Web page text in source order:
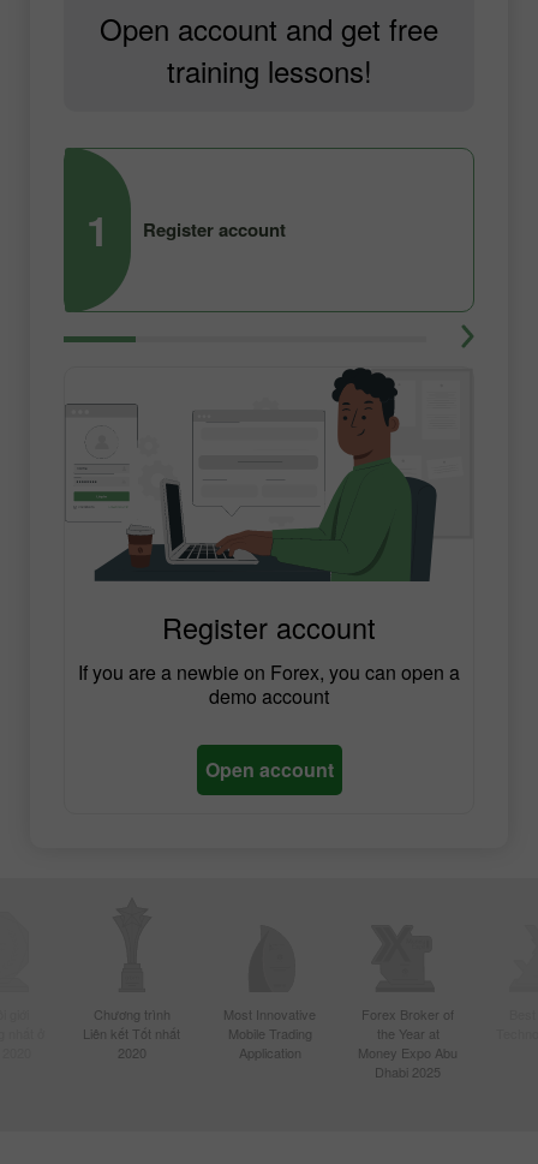
Open account and get free
training lessons!
1 Register account
Register account
If you are a newbie on Forex, you can open a
demo account
Open account
Chương trình
Liên kết Tốt nhất
2020
Most Innovative
Mobile Trading
Application
Forex Broker of
the Year at
Money Expo Abu
Dhabi 2025